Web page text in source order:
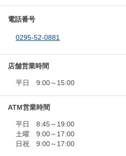
電話番号
0295-52-0881
店舗営業時間
平日 9:00～15:00
ATM営業時間
平日 8:45～19:00
土曜 9:00～17:00
日祝 9:00～17:00